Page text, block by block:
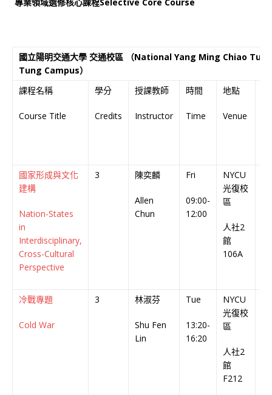
國立陽明交通大學 交通校區 （National Yang Ming Chiao
Tung Campus）
課程名稱
Course Title
學分
Credits
授課教師
Instructor
時間
Time
地點
Venue
國家形成與文化
建構
Nation-States
in
Interdisciplinary,
Cross-Cultural
Perspective
3 陳奕麟
Allen
Chun
Fri
09:00-
12:00
NYCU
光復校
區
人社2
館
106A
冷戰專題
Cold War
3 林淑芬
Shu Fen
Lin
Tue
13:20-
16:20
NYCU
光復校
區
人社2
館
F212